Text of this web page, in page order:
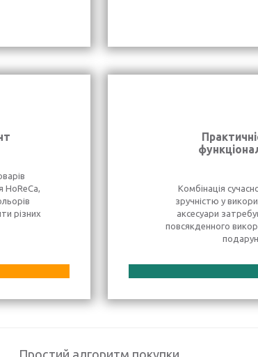
HoReCa,
різних
Комбінація
зручністю у
аксесуари
повсякденного